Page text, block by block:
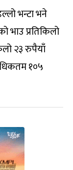
भन्टा भने
भाउ प्रतिकिलो
२३ रुपैयाँ
१०५